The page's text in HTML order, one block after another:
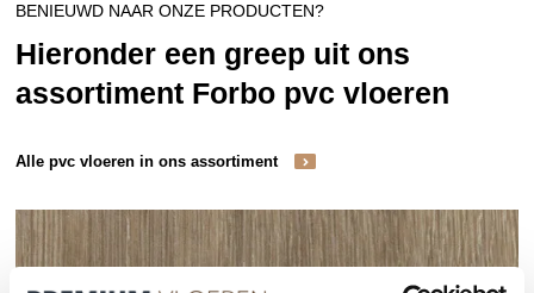
BENIEUWD NAAR ONZE PRODUCTEN?
Hieronder een greep uit ons
assortiment Forbo pvc vloeren
Alle pvc vloeren in ons assortiment